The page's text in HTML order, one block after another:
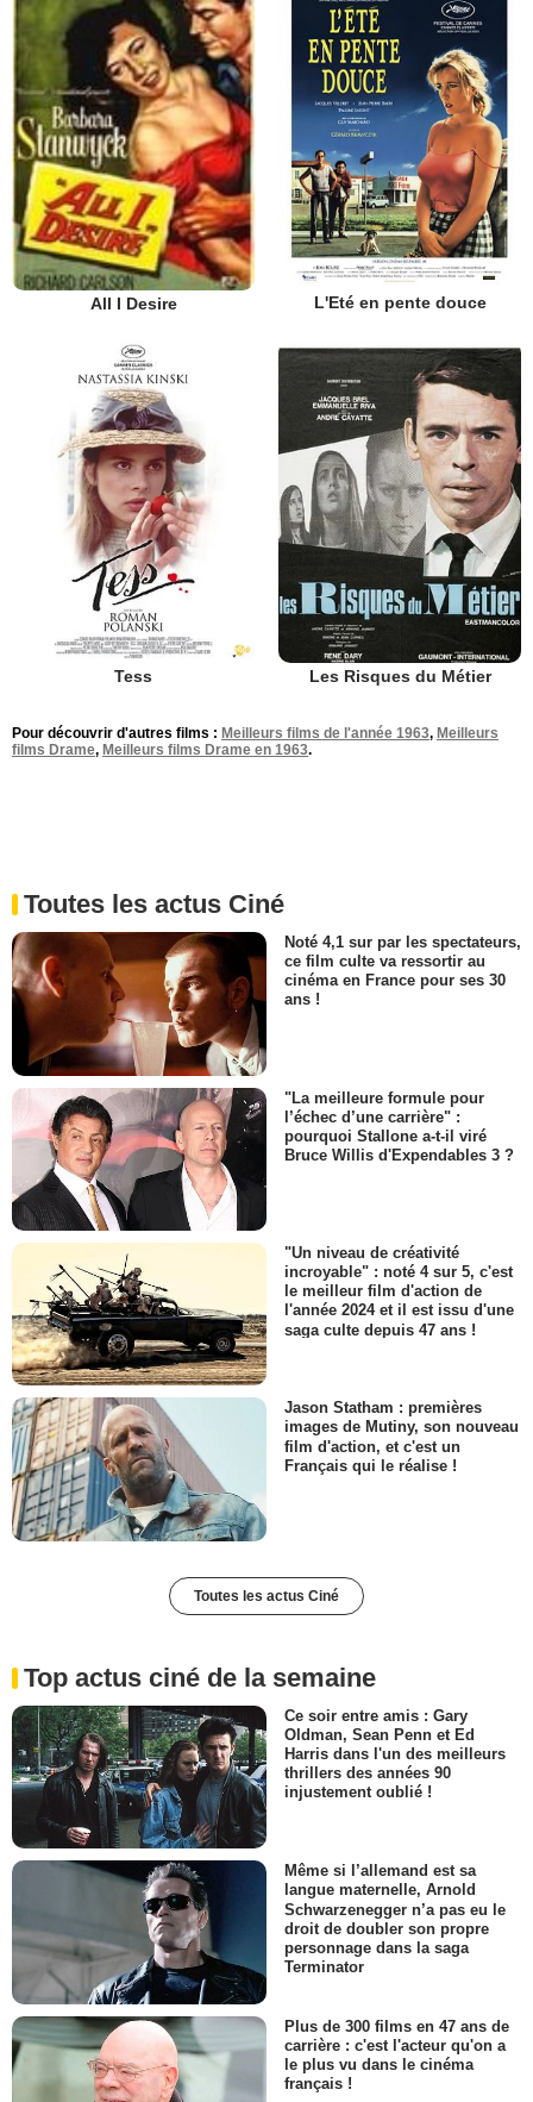
All I Desire L'Eté en pente douce
Tess Les Risques du Métier
Pour découvrir d'autres films : Meilleurs films de l'année 1963, Meilleurs
films Drame, Meilleurs films Drame en 1963.
Toutes les actus Ciné
Noté 4,1 sur par les spectateurs,
ce film culte va ressortir au
cinéma en France pour ses 30
ans !
"La meilleure formule pour
l’échec d’une carrière" :
pourquoi Stallone a-t-il viré
Bruce Willis d'Expendables 3 ?
"Un niveau de créativité
incroyable" : noté 4 sur 5, c'est
le meilleur film d'action de
l'année 2024 et il est issu d'une
saga culte depuis 47 ans !
Jason Statham : premières
images de Mutiny, son nouveau
film d'action, et c'est un
Français qui le réalise !
Toutes les actus Ciné
Top actus ciné de la semaine
Ce soir entre amis : Gary
Oldman, Sean Penn et Ed
Harris dans l'un des meilleurs
thrillers des années 90
injustement oublié !
Même si l’allemand est sa
langue maternelle, Arnold
Schwarzenegger n’a pas eu le
droit de doubler son propre
personnage dans la saga
Terminator
Plus de 300 films en 47 ans de
carrière : c'est l'acteur qu'on a
le plus vu dans le cinéma
français !